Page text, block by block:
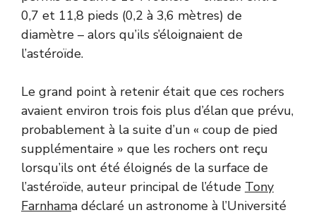
0,7 et 11,8 pieds (0,2 à 3,6 mètres) de
diamètre – alors qu’ils s’éloignaient de
l’astéroïde.
Le grand point à retenir était que ces rochers
avaient environ trois fois plus d’élan que prévu,
probablement à la suite d’un « coup de pied
supplémentaire » que les rochers ont reçu
lorsqu’ils ont été éloignés de la surface de
l’astéroïde, auteur principal de l’étude Tony
Farnhama déclaré un astronome à l’Université